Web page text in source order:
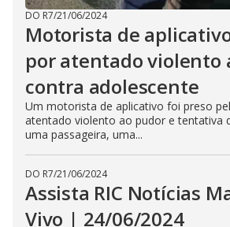
DO R7/21/06/2024
Motorista de
por atentado violento
contra adolescente
Um motorista de aplicativo foi preso
atentado violento ao pudor e tentativa
uma passageira, uma...
DO R7/21/06/2024
Assista RIC Notícias
Vivo | 24/06/2024